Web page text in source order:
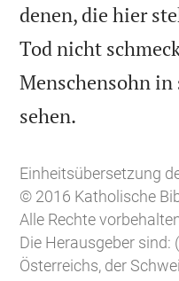
denen, die hier
Tod nicht
Menschensohn in
sehen.
Einheitsübersetzung
© 2016 Katholische
Alle Rechte
Die Herausgeber sind:
Österreichs, der